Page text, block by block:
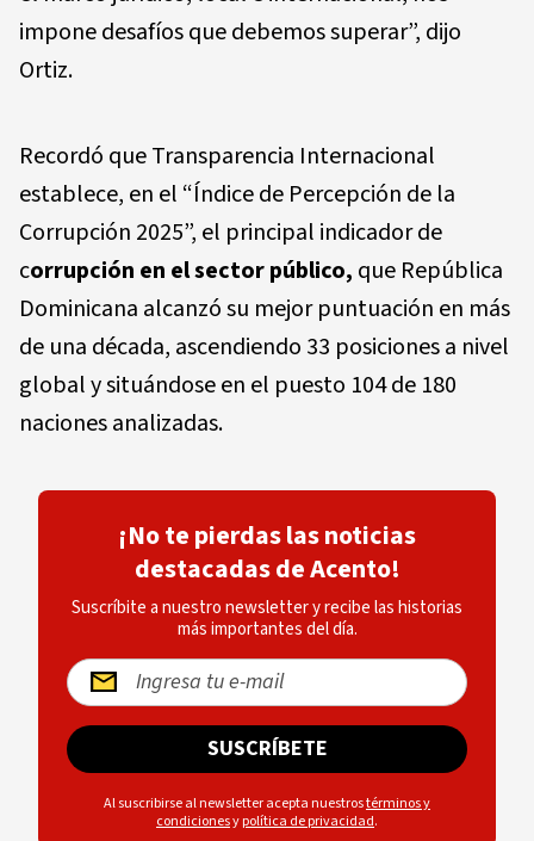
impone desafíos que debemos superar”, dijo
Ortiz.
Recordó que Transparencia Internacional
establece, en el “Índice de Percepción de la
Corrupción 2025”, el principal indicador de
corrupción en el sector público, que República
Dominicana alcanzó su mejor puntuación en más
de una década, ascendiendo 33 posiciones a nivel
global y situándose en el puesto 104 de 180
naciones analizadas.
¡No te pierdas las noticias
destacadas de Acento!
Suscríbite a nuestro newsletter y recibe las historias
más importantes del día.
SUSCRÍBETE
Al suscribirse al newsletter acepta nuestrostérminos y
condicionesypolítica de privacidad.